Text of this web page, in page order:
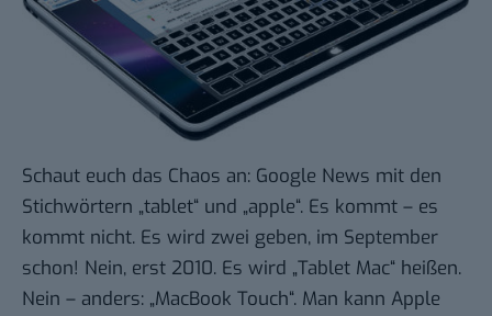
Schaut euch das Chaos an: Google News mit den
Stichwörtern „tablet“ und „apple“. Es kommt – es
kommt nicht. Es wird zwei geben, im September
schon! Nein, erst 2010. Es wird „Tablet Mac“ heißen.
Nein – anders: „MacBook Touch“. Man kann Apple